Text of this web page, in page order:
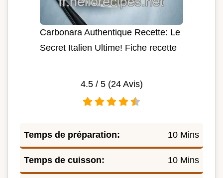
Carbonara Authentique Recette: Le
Secret Italien Ultime! Fiche recette
4.5/ 5 (24Avis)
Temps de préparation: 10 Mins
Temps de cuisson: 10 Mins